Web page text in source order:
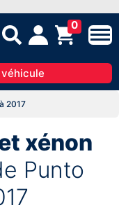
0
2017
xénon
Punto